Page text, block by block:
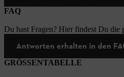
FAQ
Du hast Fragen? Hier findest Du die
Antworten erhalten in den
GRÖSSENTABELLE